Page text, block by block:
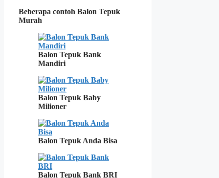
Beberapa contoh Balon Tepuk
Murah
Balon Tepuk Bank
Mandiri
Balon Tepuk Baby
Milioner
Balon Tepuk Anda Bisa
Balon Tepuk Bank BRI